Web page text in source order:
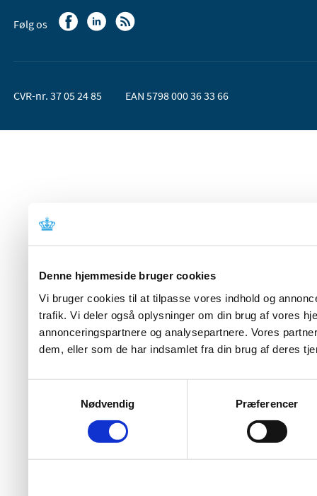
Denne hjemmeside bruger cookies
Vi bruger cookies til at tilpasse vores indhold og
trafik. Vi deler også oplysninger om din brug af vores
annonceringspartnere og analysepartnere. Vores
dem, eller som de har indsamlet fra din brug af deres
Nødvendig
Præferencer
Følg os
CVR-nr. 37 05 24 85 EAN 5798 000 36 33 66